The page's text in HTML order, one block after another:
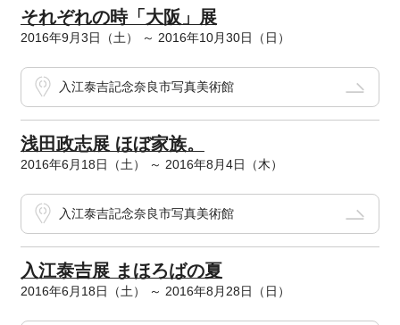
それぞれの時「大阪」展
2016年9月3日（土） ～ 2016年10月30日（日）
入江泰吉記念奈良市写真美術館
浅田政志展 ほぼ家族。
2016年6月18日（土） ～ 2016年8月4日（木）
入江泰吉記念奈良市写真美術館
入江泰吉展 まほろばの夏
2016年6月18日（土） ～ 2016年8月28日（日）